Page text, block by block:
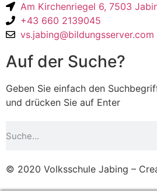
Am Kirchenriegel 6, 7503
+43 660 2139045
vs.jabing@bildungsserver.com
Auf der Suche?
Geben Sie einfach den
und drücken Sie auf Enter
© 2020 Volksschule Jabing –